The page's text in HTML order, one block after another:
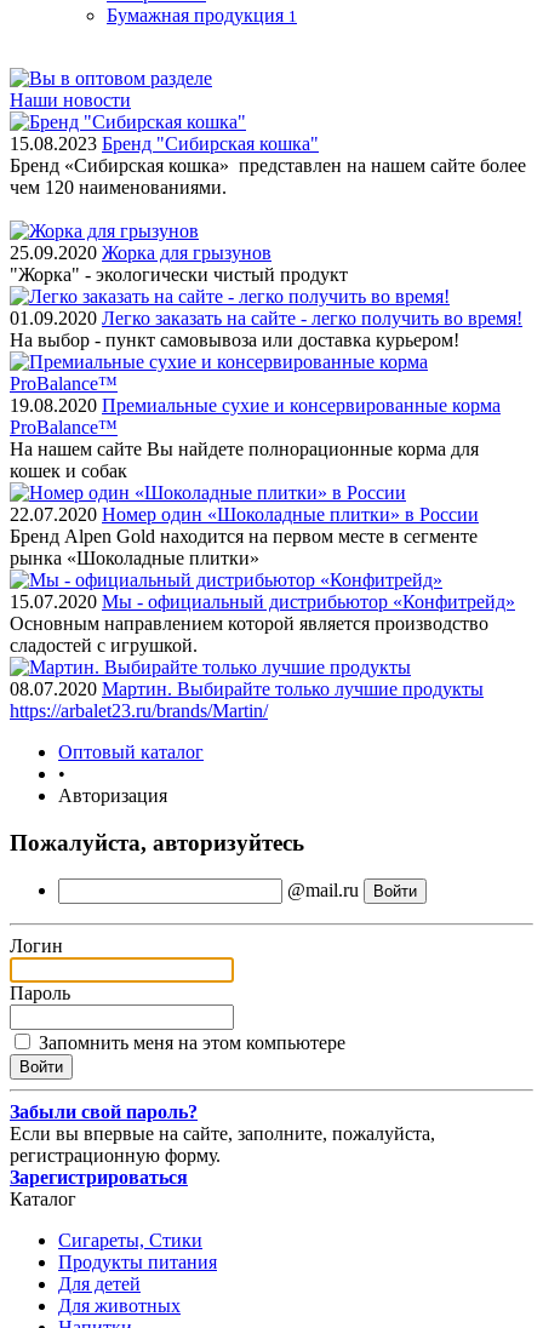
Бумажная продукция 1
Наши новости
15.08.2023 Бренд "Сибирская кошка"
Бренд «Сибирская кошка» представлен на нашем сайте более
чем 120 наименованиями.
25.09.2020 Жорка для грызунов
"Жорка" - экологически чистый продукт
01.09.2020 Легко заказать на сайте - легко получить во время!
На выбор - пункт самовывоза или доставка курьером!
19.08.2020 Премиальные сухие и консервированные корма
ProBalance™
На нашем сайте Вы найдете полнорационные корма для
кошек и собак
22.07.2020 Номер один «Шоколадные плитки» в России
Бренд Alpen Gold находится на первом месте в сегменте
рынка «Шоколадные плитки»
15.07.2020 Мы - официальный дистрибьютор «Конфитрейд»
Основным направлением которой является производство
сладостей с игрушкой.
08.07.2020 Мартин. Выбирайте только лучшие продукты
https://arbalet23.ru/brands/Martin/
Оптовый каталог
•
Авторизация
Пожалуйста, авторизуйтесь
@mail.ru
Логин
Пароль
Запомнить меня на этом компьютере
Забыли свой пароль?
Если вы впервые на сайте, заполните, пожалуйста,
регистрационную форму.
Зарегистрироваться
Каталог
Сигареты, Стики
Продукты питания
Для детей
Для животных